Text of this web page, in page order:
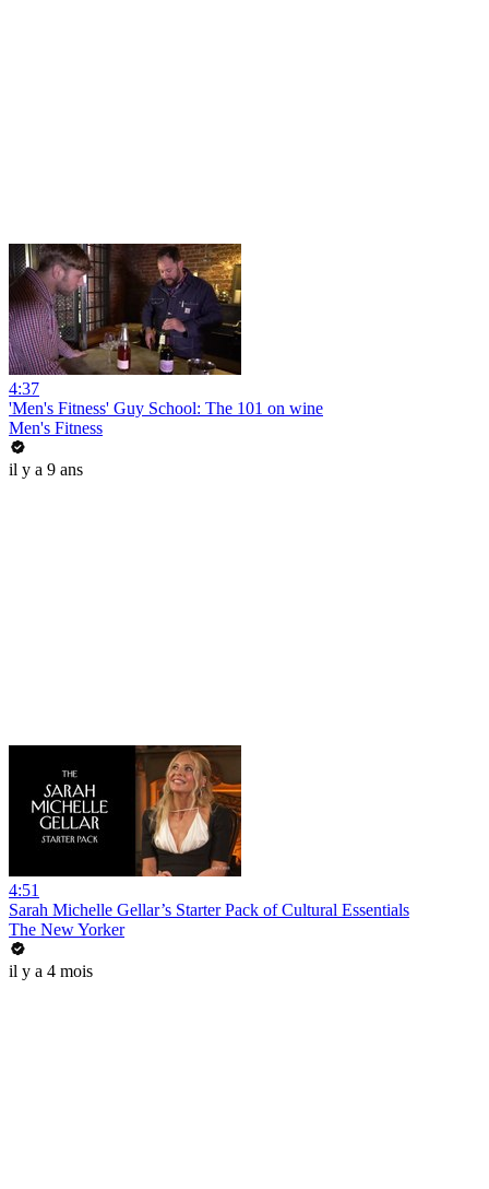
4:37
'Men's Fitness' Guy School: The 101 on wine
Men's Fitness
il y a 9 ans
4:51
Sarah Michelle Gellar’s Starter Pack of Cultural Essentials
The New Yorker
il y a 4 mois